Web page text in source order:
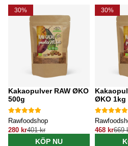
30%
Kakaopulver RAW ØKO
500g
Rawfoodshop
280 kr401 kr
KÖP NU
30%
ØKO 1kg
468 kr669